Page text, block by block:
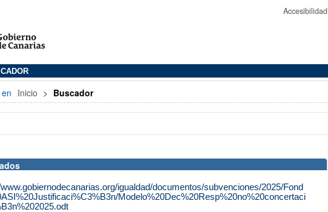
Accesibilidad
Inicio > Buscador
igualdad/documentos/subvenciones/2025/Fond
Modelo%20Dec%20Resp%20no%20concertaci